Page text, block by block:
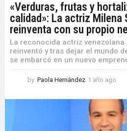
«Verduras, frutas y
calidad»: La actriz Milena
reinventa con su propio
La reconocida actriz venezolana
reinventó y tras dejar el mundo
se embarcó en un nuevo
by Paola Hernández 1 año ago
ñ
a
g